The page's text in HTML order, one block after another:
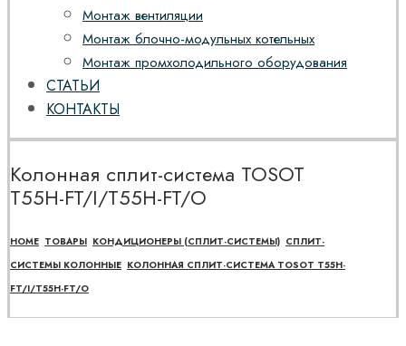
Монтаж вентиляции
Монтаж блочно-модульных котельных
Монтаж промхолодильного оборудования
СТАТЬИ
КОНТАКТЫ
Колонная сплит-система TOSOT
Т55H-FT/I/Т55H-FT/O
HOME ТОВАРЫ КОНДИЦИОНЕРЫ (СПЛИТ-СИСТЕМЫ) СПЛИТ-
СИСТЕМЫ КОЛОННЫЕ КОЛОННАЯ СПЛИТ-СИСТЕМА TOSOT Т55H-
FT/I/Т55H-FT/O